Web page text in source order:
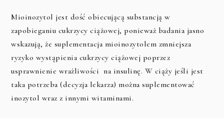
Mioinozytol jest dość obiecującą substancją w
zapobieganiu cukrzycy ciążowej, ponieważ badania jasno
wskazują, że suplementacja mioinozytolem zmniejsza
ryzyko wystąpienia cukrzycy ciążowej poprzez
usprawnienie wrażliwości na insulinę. W ciąży jeśli jest
taka potrzeba (decyzja lekarza) można suplementować
inozytol wraz z innymi witaminami.